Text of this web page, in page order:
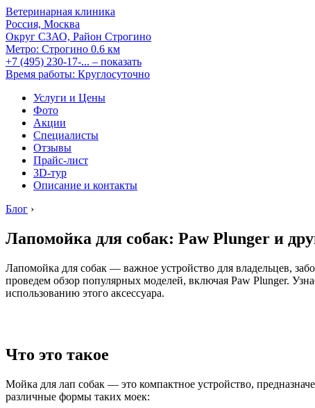
Ветеринарная клиника
Россия, Москва
Округ СЗАО, Район Строгино
Метро: Строгино 0.6 км
+7 (495) 230-17-... – показать
Время работы: Круглосуточно
Услуги и Цены
Фото
Акции
Специалисты
Отзывы
Прайс-лист
3D-тур
Описание и контакты
Блог ›
Лапомойка для собак: Paw Plunger и
Лапомойка для собак — важное устройство для владельцев,
проведем обзор популярных моделей, включая Paw Plunger.
использованию этого аксессуара.
Что это такое
Мойка для лап собак — это компактное устройство,
различные формы таких моек: